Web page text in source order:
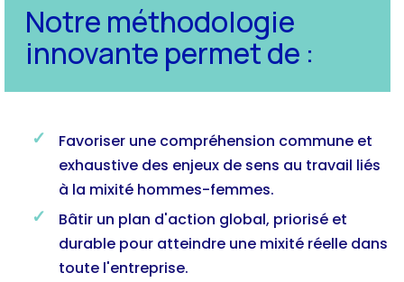
Notre méthodologie
innovante permet de :
Favoriser une compréhension commune et
exhaustive des enjeux de sens au travail liés
à la mixité hommes-femmes.
Bâtir un plan d'action global, priorisé et
durable pour atteindre une mixité réelle dans
toute l'entreprise.